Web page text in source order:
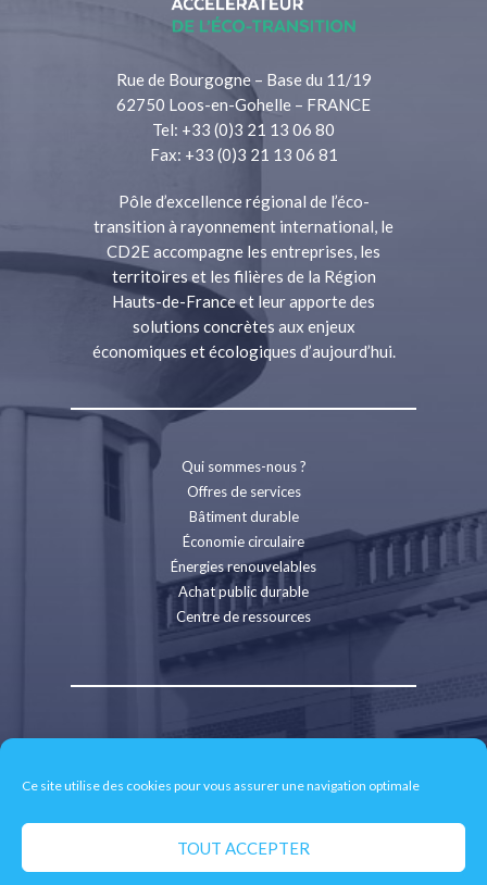
Ce site utilise des cookies pour vous assurer une navigation optimale
TOUT ACCEPTER
Rue de Bourgogne – Base du 11/19
62750 Loos-en-Gohelle – FRANCE
Tel: +33 (0)3 21 13 06 80
Fax: +33 (0)3 21 13 06 81
Pôle d’excellence régional de l’éco-
transition à rayonnement international, le
CD2E accompagne les entreprises, les
territoires et les filières de la Région
Hauts-de-France et leur apporte des
solutions concrètes aux enjeux
économiques et écologiques d’aujourd’hui.
Qui sommes-nous ?
Offres de services
Bâtiment durable
Économie circulaire
Énergies renouvelables
Achat public durable
Centre de ressources
Contact
Espace presse
Politique de confidentialité
Retrait des données personnelles